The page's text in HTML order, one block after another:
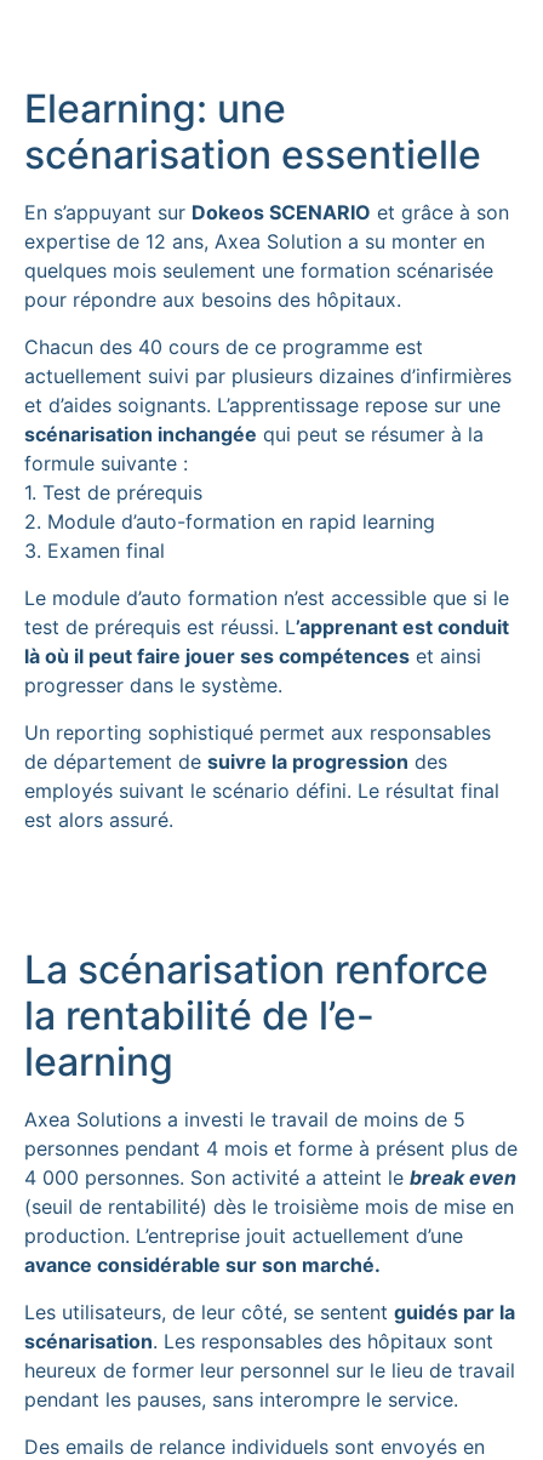
Elearning: une
scénarisation essentielle
En s’appuyant sur Dokeos SCENARIO et grâce à son
expertise de 12 ans, Axea Solution a su monter en
quelques mois seulement une formation scénarisée
pour répondre aux besoins des hôpitaux.
Chacun des 40 cours de ce programme est
actuellement suivi par plusieurs dizaines d’infirmières
et d’aides soignants. L’apprentissage repose sur une
scénarisation inchangée qui peut se résumer à la
formule suivante :
1. Test de prérequis
2. Module d’auto-formation en rapid learning
3. Examen final
Le module d’auto formation n’est accessible que si le
test de prérequis est réussi. L’apprenant est conduit
là où il peut faire jouer ses compétences et ainsi
progresser dans le système.
Un reporting sophistiqué permet aux responsables
de département de suivre la progression des
employés suivant le scénario défini. Le résultat final
est alors assuré.
La scénarisation renforce
la rentabilité de l’e-
learning
Axea Solutions a investi le travail de moins de 5
personnes pendant 4 mois et forme à présent plus de
4 000 personnes. Son activité a atteint le break even
(seuil de rentabilité) dès le troisième mois de mise en
production. L’entreprise jouit actuellement d’une
avance considérable sur son marché.
Les utilisateurs, de leur côté, se sentent guidés par la
scénarisation. Les responsables des hôpitaux sont
heureux de former leur personnel sur le lieu de travail
pendant les pauses, sans interompre le service.
Des emails de relance individuels sont envoyés en